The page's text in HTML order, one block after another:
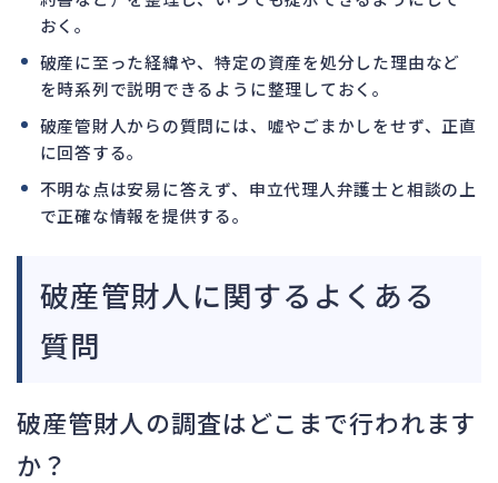
おく。
破産に至った経緯や、特定の資産を処分した理由など
を時系列で説明できるように整理しておく。
破産管財人からの質問には、嘘やごまかしをせず、正直
に回答する。
不明な点は安易に答えず、申立代理人弁護士と相談の上
で正確な情報を提供する。
破産管財人に関するよくある
質問
破産管財人の調査はどこまで行われます
か？